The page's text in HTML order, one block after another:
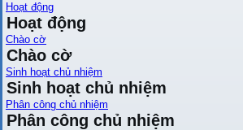
Hoạt động
Hoạt động
Chào cờ
Chào cờ
Sinh hoạt chủ nhiệm
Sinh hoạt chủ nhiệm
Phân công chủ nhiệm
Phân công chủ nhiệm